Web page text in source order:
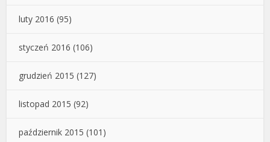
luty 2016 (95)
styczeń 2016 (106)
grudzień 2015 (127)
listopad 2015 (92)
październik 2015 (101)